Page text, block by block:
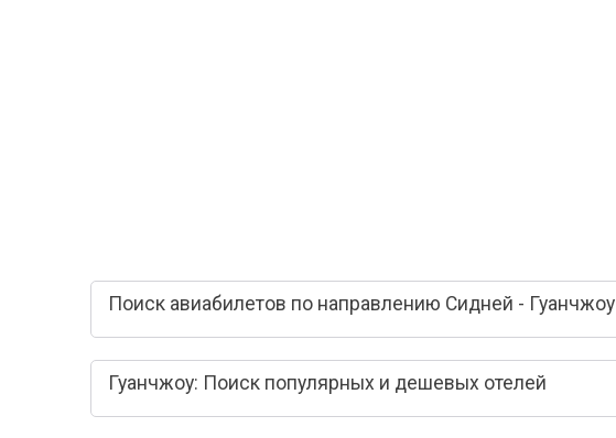
Поиск авиабилетов по направлению Сидней - Гуанчжоу
Гуанчжоу: Поиск популярных и дешевых отелей